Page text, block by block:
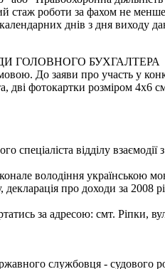
стаж роботи за фахом не
днів з дня виходу
ГОЛОВНОГО БУХГАЛТЕРА
До заяви про участь у
дві фотокартки розміром 4х6
спеціаліста відділу
володіння українською
про доходи за 2008
за адресою: смт. Ріпки,
службовця - судового